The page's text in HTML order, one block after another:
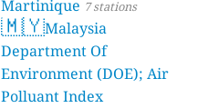
Martinique 7 stations
🇲🇾Malaysia
Department Of
Environment (DOE); Air
Polluant Index